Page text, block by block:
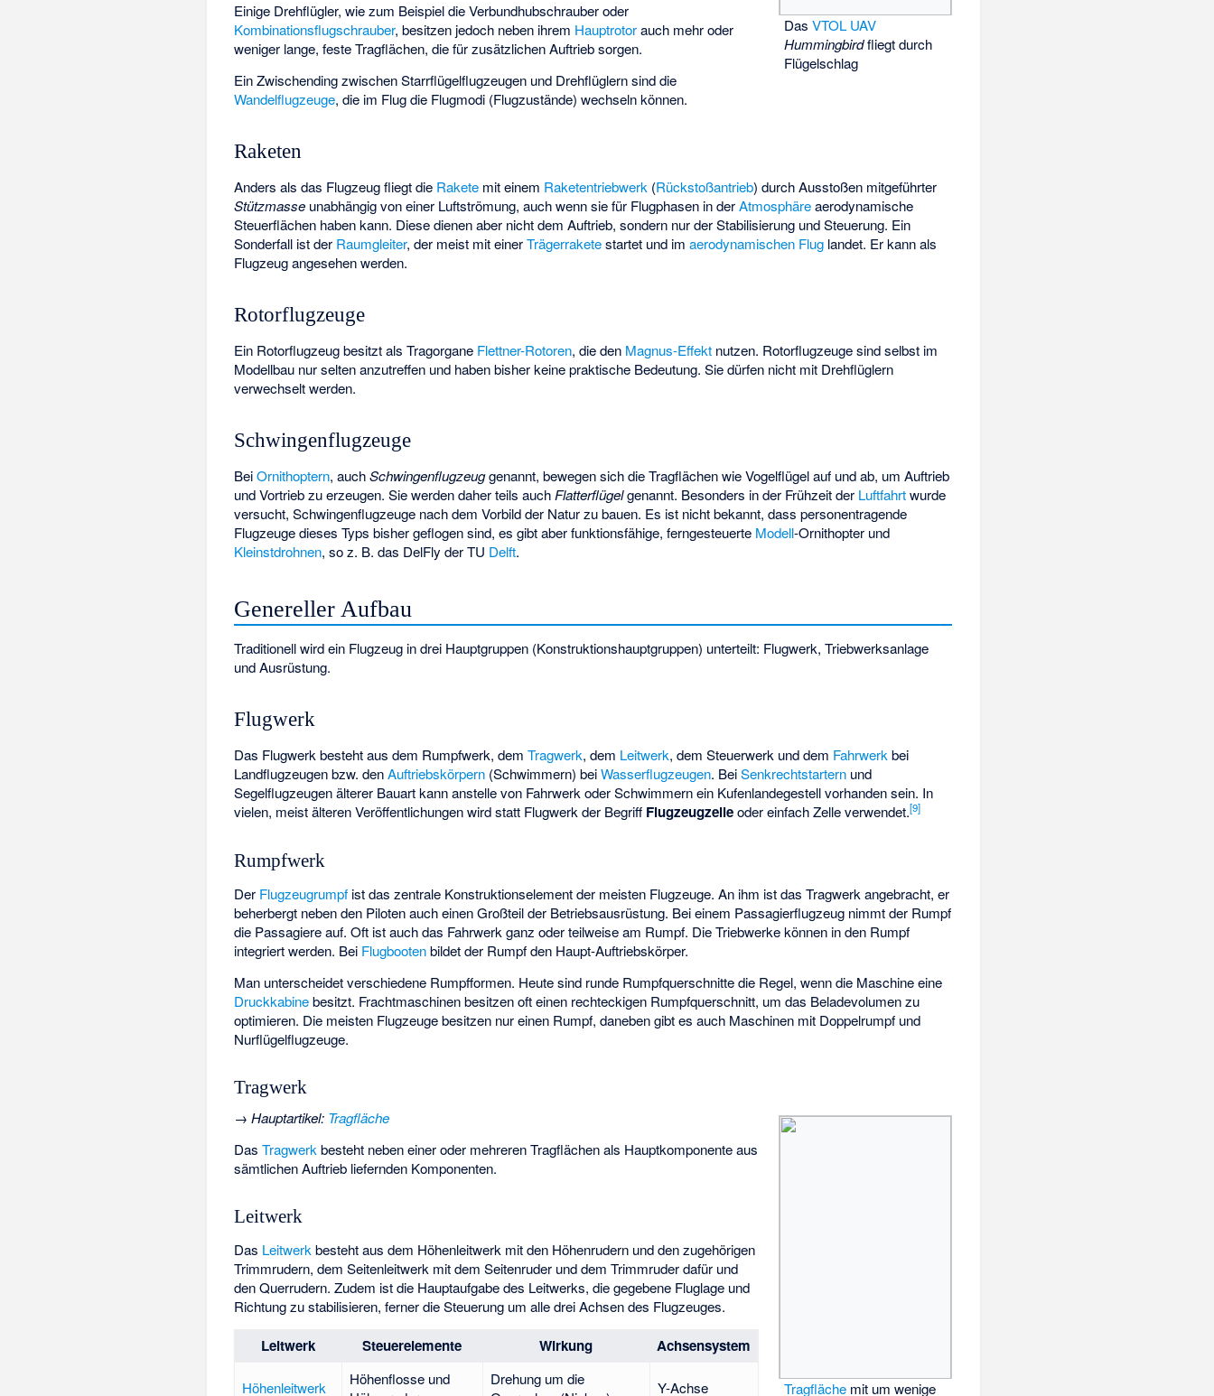
DasVTOL UAV
Hummingbirdfliegt durch
Flügelschlag
Einige Drehflügler, wie zum Beispiel dieVerbundhubschrauberoder
Kombinationsflugschrauber, besitzen jedoch neben ihrem Hauptrotorauch mehr oder
weniger lange, feste Tragflächen, die für zusätzlichen Auftrieb sorgen.
Ein Zwischending zwischen Starrflügelflugzeugen und Drehflüglern sind die
Wandelflugzeuge, die im Flug die Flugmodi (Flugzustände) wechseln können.
Raketen
Anders als das Flugzeug fliegt die Rakete mit einem Raketentriebwerk (Rückstoßantrieb) durch Ausstoßen mitgeführter
Stützmasse unabhängig von einer Luftströmung, auch wenn sie für Flugphasen in derAtmosphäreaerodynamische
Steuerflächen haben kann. Diese dienen aber nicht dem Auftrieb, sondern nur der Stabilisierung und Steuerung. Ein
Sonderfall ist der Raumgleiter, der meist mit einerTrägerraketestartet und imaerodynamischen Flug landet. Er kann als
Flugzeug angesehen werden.
Rotorflugzeuge
Ein Rotorflugzeugbesitzt als Tragorgane Flettner-Rotoren, die den Magnus-Effekt nutzen. Rotorflugzeuge sind selbst im
Modellbau nur selten anzutreffen und haben bisher keine praktische Bedeutung. Sie dürfen nicht mit Drehflüglern
verwechselt werden.
Schwingenflugzeuge
BeiOrnithoptern, auchSchwingenflugzeuggenannt, bewegen sich die Tragflächen wie Vogelflügel auf und ab, um Auftrieb
und Vortrieb zu erzeugen. Sie werden daher teils auch Flatterflügelgenannt. Besonders in der Frühzeit der Luftfahrtwurde
versucht, Schwingenflugzeuge nach dem Vorbild der Natur zu bauen. Es ist nicht bekannt, dass personentragende
Flugzeuge dieses Typs bisher geflogen sind, es gibt aber funktionsfähige, ferngesteuerte Modell-Ornithopter und
Kleinstdrohnen, so z. B. das DelFly der TU Delft.
Genereller Aufbau
Traditionell wird ein Flugzeug in drei Hauptgruppen (Konstruktionshauptgruppen) unterteilt: Flugwerk, Triebwerksanlage
und Ausrüstung.
Flugwerk
Das Flugwerk besteht aus dem Rumpfwerk, demTragwerk, dem Leitwerk, demSteuerwerk und dem Fahrwerk bei
Landflugzeugen bzw. denAuftriebskörpern (Schwimmern) beiWasserflugzeugen. BeiSenkrechtstartern und
Segelflugzeugen älterer Bauart kann anstelle von Fahrwerk oder Schwimmern ein Kufenlandegestell vorhanden sein. In
vielen, meist älteren Veröffentlichungen wird statt Flugwerk der Begriff Flugzeugzelleoder einfach Zelle verwendet.[9]
Rumpfwerk
Der Flugzeugrumpf ist das zentrale Konstruktionselement der meisten Flugzeuge. An ihm ist das Tragwerk angebracht, er
beherbergt neben den Piloten auch einen Großteil der Betriebsausrüstung. Bei einem Passagierflugzeug nimmt der Rumpf
die Passagiere auf. Oft ist auch das Fahrwerk ganz oder teilweise am Rumpf. Die Triebwerke können in den Rumpf
integriert werden. Bei Flugbootenbildet der Rumpf den Haupt-Auftriebskörper.
Man unterscheidet verschiedene Rumpfformen. Heute sind runde Rumpfquerschnitte die Regel, wenn die Maschine eine
Druckkabinebesitzt. Frachtmaschinen besitzen oft einen rechteckigen Rumpfquerschnitt, um das Beladevolumen zu
optimieren. Die meisten Flugzeuge besitzen nur einen Rumpf, daneben gibt es auch Maschinen mit Doppelrumpf und
Nurflügelflugzeuge.
Tragwerk
Tragfläche mit um wenige
→Hauptartikel: Tragfläche
DasTragwerk besteht neben einer oder mehreren Tragflächen als Hauptkomponente aus
sämtlichen Auftrieb liefernden Komponenten.
Leitwerk
Das Leitwerkbesteht aus dem Höhenleitwerk mit den Höhenrudern und den zugehörigen
Trimmrudern, dem Seitenleitwerk mit dem Seitenruder und dem Trimmruder dafür und
den Querrudern. Zudem ist die Hauptaufgabe des Leitwerks, die gegebene Fluglage und
Richtung zu stabilisieren, ferner die Steuerung um alle drei Achsen des Flugzeuges.
Leitwerk Steuerelemente Wirkung Achsensystem
Höhenleitwerk
Höhenflosse und
Drehung um die
Y-Achse